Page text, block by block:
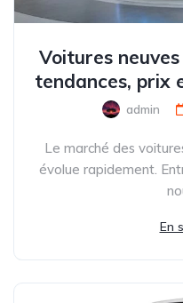
Voitures
tendances, prix
admin
Le marché des
évolue rapidement.
En